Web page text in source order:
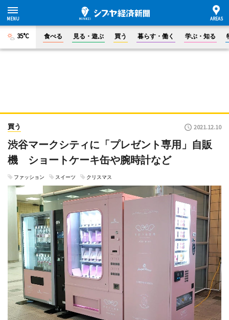
35°C 食べる 見る・遊ぶ 買う 暮らす・働く 学ぶ・知る
買う 2021.12.10
渋谷マークシティに「プレゼント専用」自販
機 ショートケーキ缶や腕時計など
ファッション スイーツ クリスマス